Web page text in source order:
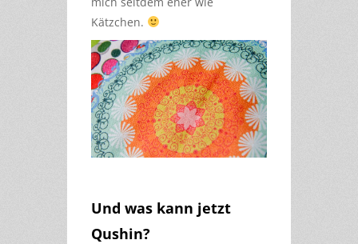
Kätzchen.
Und was kann jetzt
Qushin?